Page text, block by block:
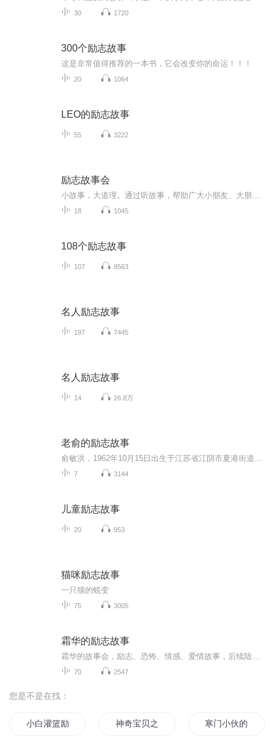
30 1720
300个励志故事
这是非常值得推荐的一本书，它会改变你的命运！！！
20 1064
LEO的励志故事
55 3222
励志故事会
18 1045
108个励志故事
107 8563
名人励志故事
197 7445
名人励志故事
14 26.8万
老俞的励志故事
7 3144
儿童励志故事
20 953
猫咪励志故事
一只猫的蜕变
75 3005
霜华的励志故事
70 2547
您是不是在找：
小白灌篮励志记 神奇宝贝之励志人生 寒门小伙的励志